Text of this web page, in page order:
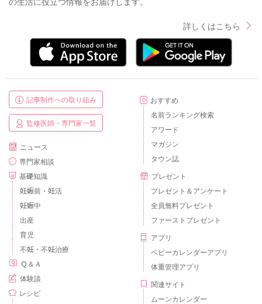
詳しくはこちら
記事制作への取り組み
監修医師・専門家一覧
ニュース
専門家相談
基礎知識
妊娠前・妊活
妊娠中
出産
育児
不妊・不妊治療
Ｑ＆Ａ
体験談
レシピ
おすすめ
名前ランキング検索
アワード
マガジン
タウン誌
プレゼント
プレゼント＆アンケート
全員無料プレゼント
ファーストプレゼント
アプリ
ベビーカレンダーアプリ
体重管理アプリ
関連サイト
ムーンカレンダー